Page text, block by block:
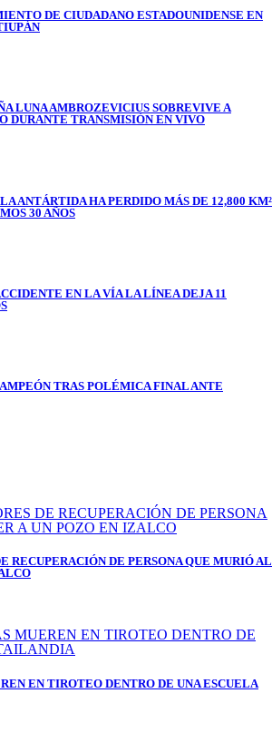
DE CIUDADANO ESTADOUNIDENSE EN
LUNA AMBROZEVICIUS SOBREVIVE A
DURANTE TRANSMISIÓN EN VIVO
ANTÁRTIDA HA PERDIDO MÁS DE 12,800 KM²
30 AÑOS
EN LA VÍA LA LÍNEA DEJA 11
TRAS POLÉMICA FINAL ANTE
RECUPERACIÓN DE PERSONA QUE MURIÓ AL
EN TIROTEO DENTRO DE UNA ESCUELA